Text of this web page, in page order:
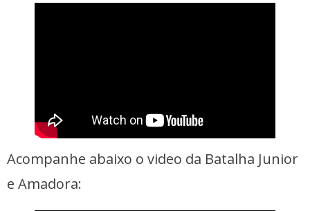
Acompanhe abaixo o video da Batalha Junior
e Amadora: